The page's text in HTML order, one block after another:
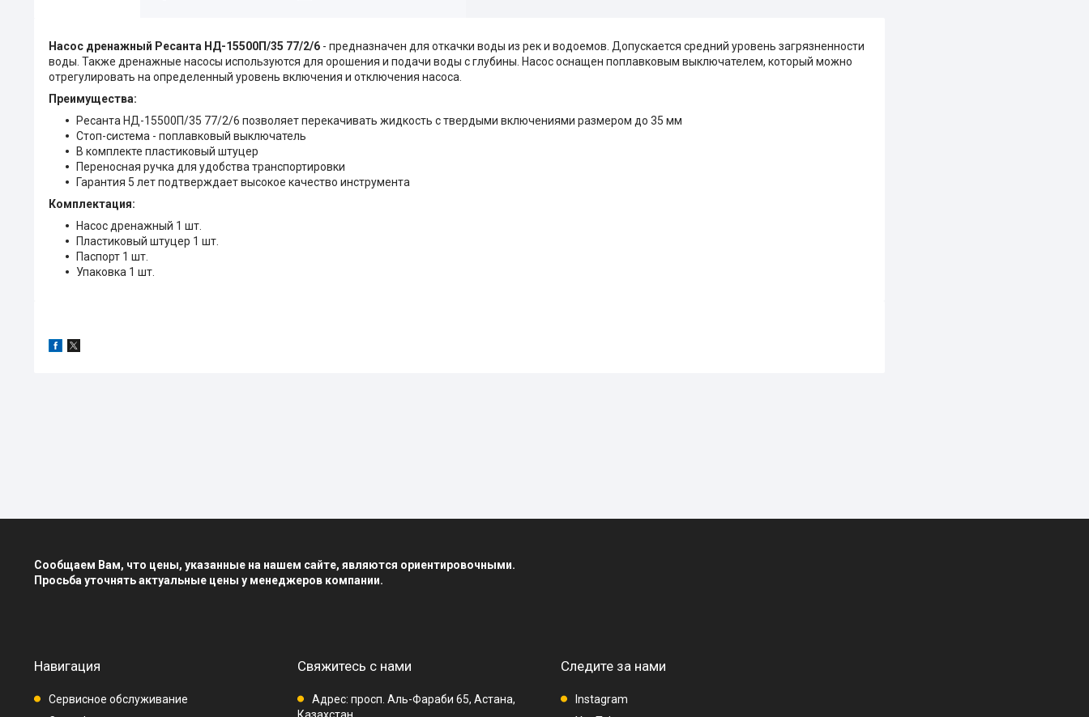
Насос дренажный Ресанта НД-15500П/35 77/2/6 - предназначен для откачки воды из рек и водоемов. Допускается средний уровень загрязненности
воды. Также дренажные насосы используются для орошения и подачи воды с глубины. Насос оснащен поплавковым выключателем, который можно
отрегулировать на определенный уровень включения и отключения насоса.
Преимущества:
Ресанта НД-15500П/35 77/2/6 позволяет перекачивать жидкость с твердыми включениями размером до 35 мм
Стоп-система - поплавковый выключатель
В комплекте пластиковый штуцер
Переносная ручка для удобства транспортировки
Гарантия 5 лет подтверждает высокое качество инструмента
Комплектация:
Насос дренажный 1 шт.
Пластиковый штуцер 1 шт.
Паспорт 1 шт.
Упаковка 1 шт.
Сообщаем Вам, что цены, указанные на нашем сайте, являются ориентировочными.
Просьба уточнять актуальные цены у менеджеров компании.
Навигация
Сервисное обслуживание
Свяжитесь с нами
Адрес: просп. Аль-Фараби 65, Астана,
Казахстан
Следите за нами
Instagram